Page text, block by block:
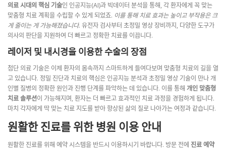
의료 시대의 핵심 기술인 인공지능(AI)과 빅데이터 분석을 통해, 각 환자에게 꼭 맞는
맞춤형 치료 계획을 수립할 수 있게 되었죠. 이를 통해 치료 효과는 높이고 부작용은 크
게 줄이는 게 가능해졌습니다. 유전자 검사부터 초정밀 영상 장비까지, 다양한 도구가
의사의 판단을 지원하여 더 빠르고 정확한 치료를 이끕니다.
레이저 및 내시경을 이용한 수술의 장점
첨단 의료 기술은 이제 환자의 몸속까지 스마트하게 들여다보며 맞춤형 치료의 길을 열
고 있습니다. 정밀 진단과 치료의 핵심은 인공지능 분석과 초정밀 영상 기술이 만나 개
인별 질병의 정확한 원인과 진행 단계를 파악하는 데 있습니다. 이를 통해 개인 맞춤형
치료 솔루션이 가능해지며, 환자는 더 빠르고 효과적인 치료 과정을 경험하게 됩니다.
마치 각자에게 딱 맞는 치료 지도를 받아 향상된 삶의 질로 나아가는 여정과 같습니다.
원활한 진료를 위한 병원 이용 안내
원활한 진료를 위해 예약 시스템을 반드시 이용하시기 바랍니다. 방문 전에 진료 예약